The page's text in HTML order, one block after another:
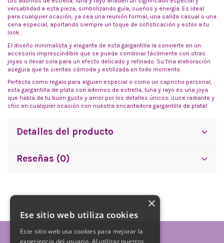
versatilidad a esta pieza, simbolizando guía, sueños y energía. Es ideal
para cualquier ocasión, ya sea una reunión formal, una salida casual o una
cena especial, aportando siempre un toque de sofisticación y estilo a tu
look.
El diseño minimalista y elegante de esta gargantilla la convierte en un
accesorio imprescindible que se puede combinar fácilmente con otras
joyas o llevar sola para un efecto delicado y refinado. Su fina elaboración
asegura que te sientas cómoda y estilizada en todo momento.
Perfecta como regalo para alguien especial o como un capricho personal,
esta gargantilla de plata con adornos de estrella, luna y rayo es una joya
que habla de tu buen gusto y amor por los detalles únicos. ¡Luce radiante y
chic en cualquier ocasión con nuestra encantadora gargantilla de plata!
Detalles del producto
Reseñas (0)
×
Ese sitio web utiliza cookies
Este sitio web usa cookies para mejorar la
experiencia del usuario. Al utilizar nuestro